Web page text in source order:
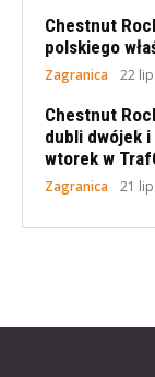
Chestnut
polskiego
Zagranica 22
Chestnut
dubli dwójek
wtorek w
Zagranica 21